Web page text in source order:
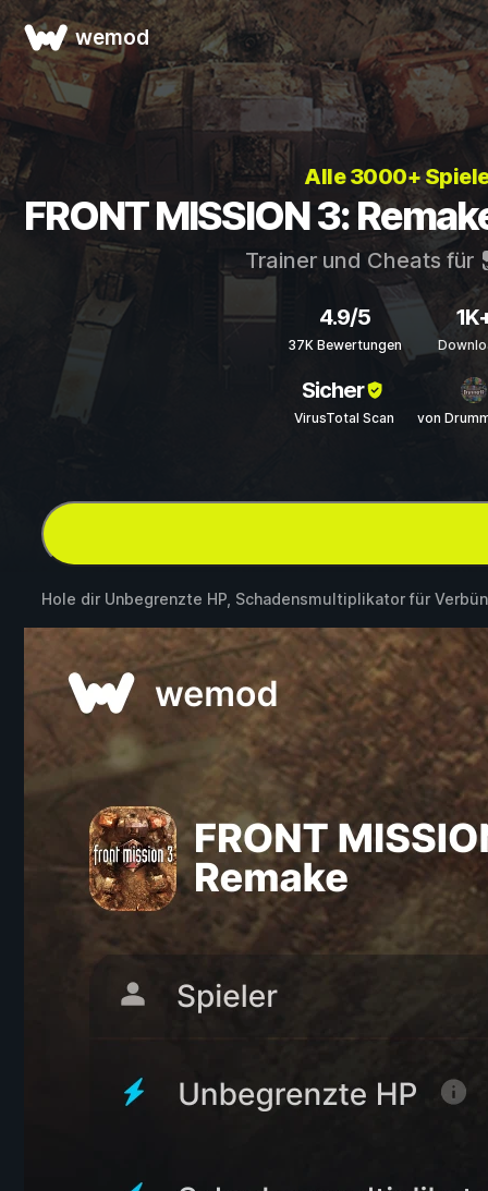
wemod
Alle 3000+
FRONT MISSION 3:
Trainer und Cheats für
4.9/5
37K Bewertungen
Sicher
VirusTotal Scan von
Hole dir Unbegrenzte HP, Schadensmultiplikator für